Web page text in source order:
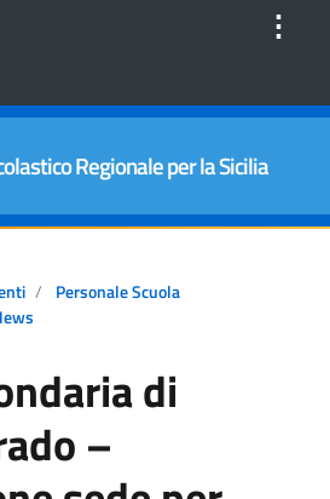
⋮
Regionale per la Sicilia
Personale Scuola
di
–